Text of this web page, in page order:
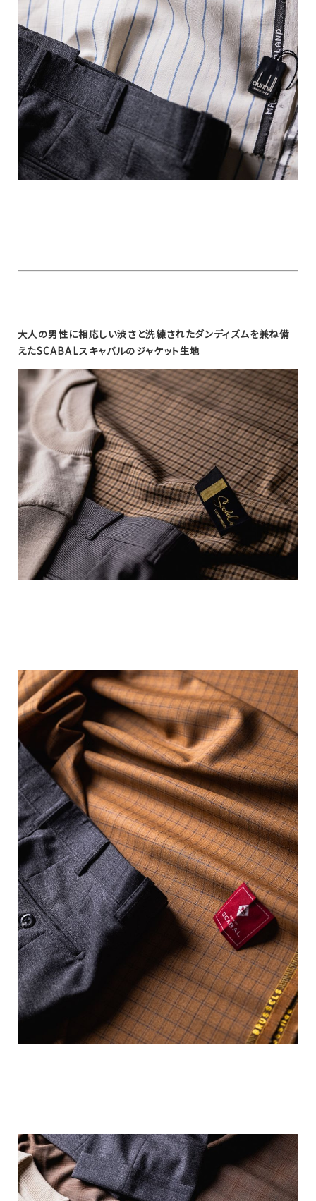
大人の男性に相応しい渋さと洗練されたダンディズムを兼ね備
えたSCABALスキャバルのジャケット生地